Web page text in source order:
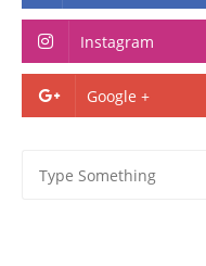
Instagram
Google +